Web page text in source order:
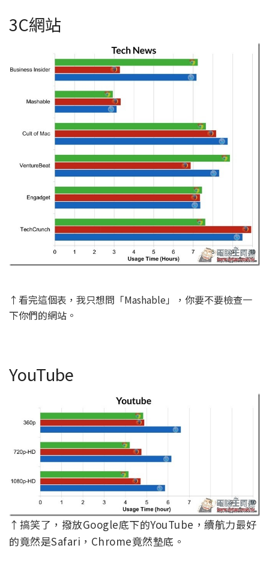
3C網站
↑看完這個表，我只想問「Mashable」，你要不要檢查一
下你們的網站。
YouTube
↑搞笑了，撥放Google底下的YouTube，續航力最好
的竟然是Safari，Chrome竟然墊底。